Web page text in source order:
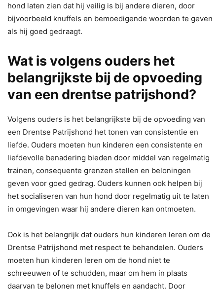
hond laten zien dat hij veilig is bij andere dieren, door
bijvoorbeeld knuffels en bemoedigende woorden te geven
als hij goed gedraagt.
Wat is volgens ouders het
belangrijkste bij de opvoeding
van een drentse patrijshond?
Volgens ouders is het belangrijkste bij de opvoeding van
een Drentse Patrijshond het tonen van consistentie en
liefde. Ouders moeten hun kinderen een consistente en
liefdevolle benadering bieden door middel van regelmatig
trainen, consequente grenzen stellen en beloningen
geven voor goed gedrag. Ouders kunnen ook helpen bij
het socialiseren van hun hond door regelmatig uit te laten
in omgevingen waar hij andere dieren kan ontmoeten.
Ook is het belangrijk dat ouders hun kinderen leren om de
Drentse Patrijshond met respect te behandelen. Ouders
moeten hun kinderen leren om de hond niet te
schreeuwen of te schudden, maar om hem in plaats
daarvan te belonen met knuffels en aandacht. Door